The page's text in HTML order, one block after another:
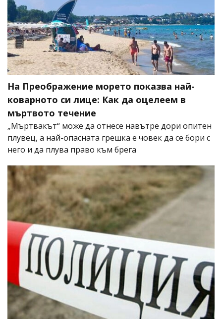
На Преображение морето показва най-
коварното си лице: Как да оцелеем в
мъртвото течение
„Мъртвакът“ може да отнесе навътре дори опитен
плувец, а най-опасната грешка е човек да се бори с
него и да плува право към брега